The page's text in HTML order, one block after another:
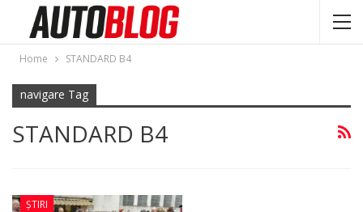
Home STANDARD B4
navigare Tag
STANDARD B4
ȘTIRI